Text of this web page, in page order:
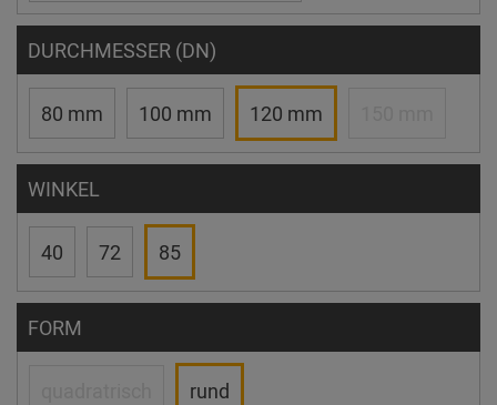
DURCHMESSER (DN)
80 mm 100 mm 120 mm
WINKEL
40 72 85
FORM
rund